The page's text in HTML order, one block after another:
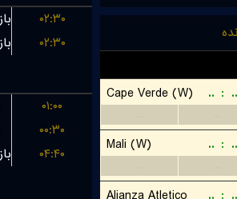
۰۲:۳۰
۰۲:۳۰
۰۱:۰۰
۰۰:۳۰
۰۴:۴۰